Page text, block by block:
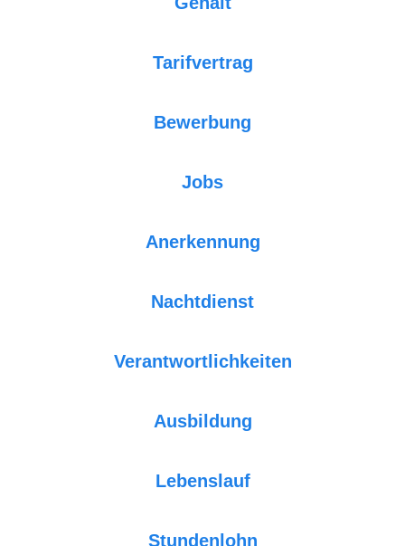
Tarifvertrag
Bewerbung
Jobs
Anerkennung
Nachtdienst
Verantwortlichkeiten
Ausbildung
Lebenslauf
Stundenlohn